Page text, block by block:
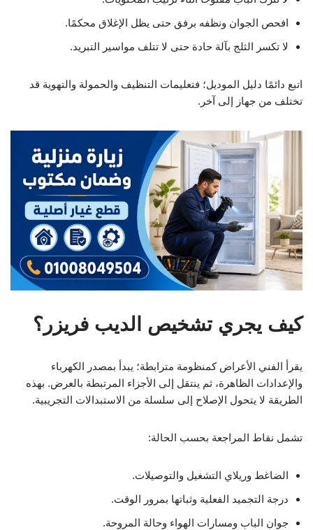
افحص الجوان ونظفه برفق حتى يظل الإغلاق محكمًا.
لا تكسر الثلج بآلة حادة حتى لا تتلف مواسير التبريد.
اتبع دائمًا دليل الموديل؛ فتعليمات التنظيف والحمولة والتهوية قد
تختلف من جهاز إلى آخر.
كيف يجري تشخيص الديب فريزر؟
يقرأ الفني الأعراض كمنظومة مترابطة؛ يبدأ بمصدر الكهرباء
والإعدادات الظاهرة، ثم ينتقل إلى الأجزاء المرتبطة بالعرض. بهذه
الطريقة لا يتحول الإصلاح إلى سلسلة من الاستبدالات التجريبية.
تشمل نقاط المراجعة بحسب الحالة:
الضاغط وريلاي التشغيل والتوصيلات.
درجة التجميد الفعلية وثباتها بمرور الوقت.
جوان الباب ومسارات الهواء وحالة المروحة.